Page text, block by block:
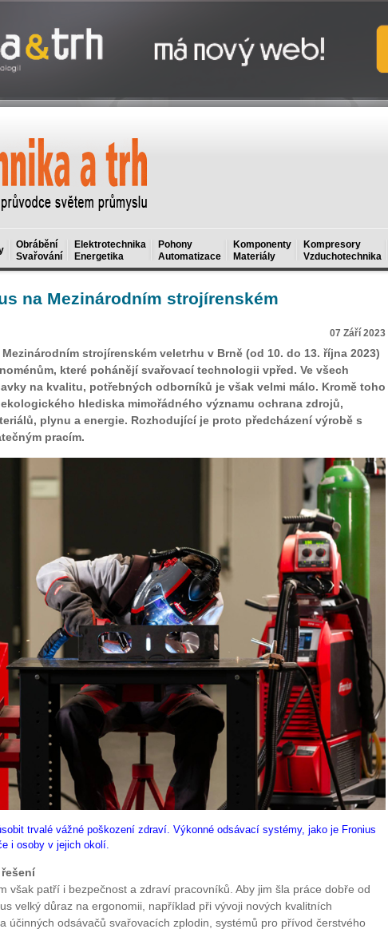
Obrábění
Svařování
Elektrotechnika
Energetika
Pohony
Automatizace
Komponenty
Materiály
Kompresory
Vzduchotechnika
na Mezinárodním strojírenském
07 Září 2023
strojírenském veletrhu v Brně (od 10. do 13. října 2023)
které pohánějí svařovací technologii vpřed. Ve všech
na kvalitu, potřebných odborníků je však velmi málo. Kromě toho
hlediska mimořádného významu ochrana zdrojů,
plynu a energie. Rozhodující je proto předcházení výrobě s
pracím.
trvalé vážné poškození zdraví. Výkonné odsávací systémy, jako je Fronius
i osoby v jejich okolí.
však patří i bezpečnost a zdraví pracovníků. Aby jim šla práce dobře od
velký důraz na ergonomii, například při vývoji nových kvalitních
účinných odsávačů svařovacích zplodin, systémů pro přívod čerstvého